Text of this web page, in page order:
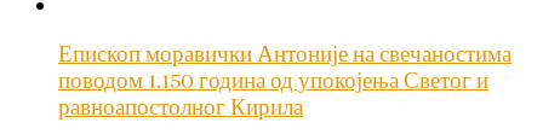
Епископ моравички Антоније на свечаностима
поводом 1.150 година од упокојења Светог и
равноапостолног Кирила